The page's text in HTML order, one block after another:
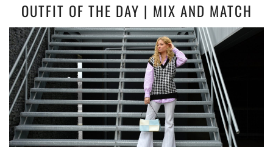
OUTFIT OF THE DAY | MIX AND MATCH